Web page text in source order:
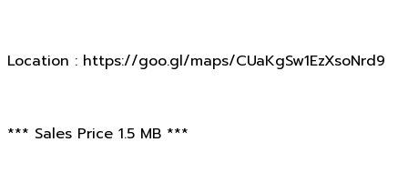
Location : https://goo.gl/maps/CUaKgSw1EzXsoNrd9
*** Sales Price 1.5 MB ***